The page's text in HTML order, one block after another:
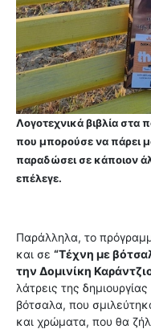
Λογοτεχνικά βιβλία στα
που μπορούσε να πάρει
παραδώσει σε κάποιον
επέλεγε.
Παράλληλα, το
και σε “Τέχνη με
την Δομινίκη
λάτρεις της
βότσαλα, που
και χρώματα, που θα